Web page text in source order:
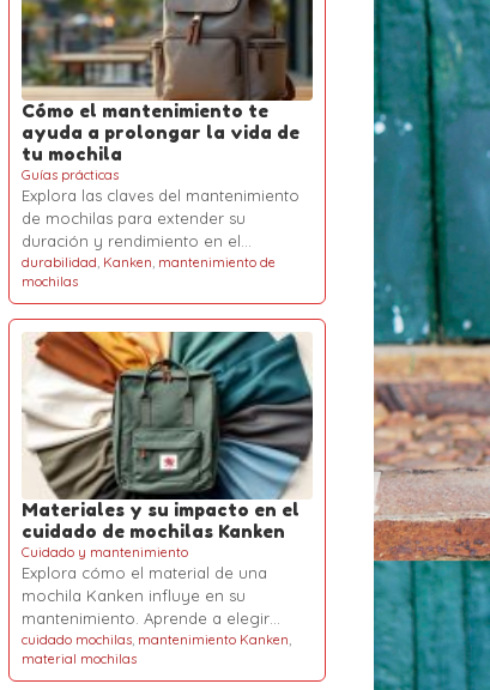
Cómo el mantenimiento te
ayuda a prolongar la vida de
tu mochila
Guías prácticas
Explora las claves del mantenimiento
de mochilas para extender su
duración y rendimiento en el…
durabilidad, Kanken, mantenimiento de
mochilas
Materiales y su impacto en el
cuidado de mochilas Kanken
Cuidado y mantenimiento
Explora cómo el material de una
mochila Kanken influye en su
mantenimiento. Aprende a elegir…
cuidado mochilas, mantenimiento Kanken,
material mochilas